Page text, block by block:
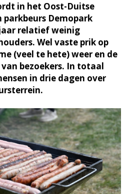
in het Oost-Duitse
parkbeurs Demopark
relatief weinig
Wel vaste prik op
(veel te hete) weer en de
bezoekers. In totaal
in drie dagen over